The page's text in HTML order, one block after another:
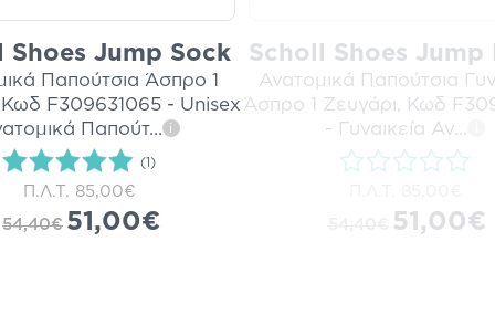
Shoes Jump Sock
Παπούτσια Άσπρο 1
Κωδ F309631065 - Unisex
Παπούτ... i
(1)
Π.Λ.Τ. 85,00€
54,40€ 51,00€
Scholl Shoes Jump
Ανατομικά Παπούτσια
Άσπρο 1 Ζευγάρι, Κωδ
- Γυναικεία Αν
51,00€